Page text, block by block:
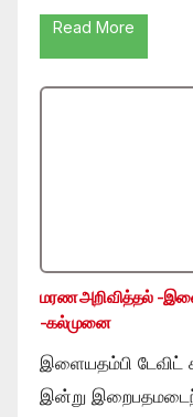
Read More
மரண அறிவித்தல் -
-கல்முனை
இளையதம்பி டேவிட்
இன்று